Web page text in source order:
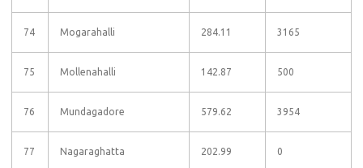
74 Mogarahalli 284.11 3165
75 Mollenahalli 142.87 500
76 Mundagadore 579.62 3954
77 Nagaraghatta 202.99 0